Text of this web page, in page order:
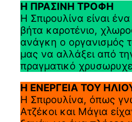
Η ΠΡΑΣΙΝΗ ΤΡΟΦΗ
Η Σπιρουλίνα είναι
βήτα καροτένιο,
ανάγκη ο οργανισμός
μας να αλλάξει από
πραγματικό
Η ΕΝΕΡΓΕΙΑ ΤΟΥ
Η Σπιρουλίνα, όπως
Ατζέκοι και Μάγια